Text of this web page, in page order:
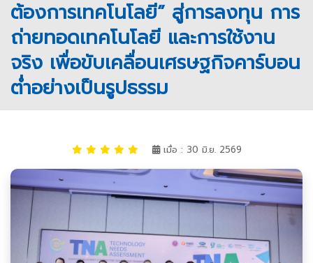
ต้องการเทคโนโลยี” สู่การลงทุน การ
ถ่ายทอดเทคโนโลยี และการใช้งาน
จริง เพื่อขับเคลื่อนเศรษฐกิจคาร์บอน
ต่ำอย่างเป็นรูปธรรม
เมื่อ : 30 มิ.ย. 2569